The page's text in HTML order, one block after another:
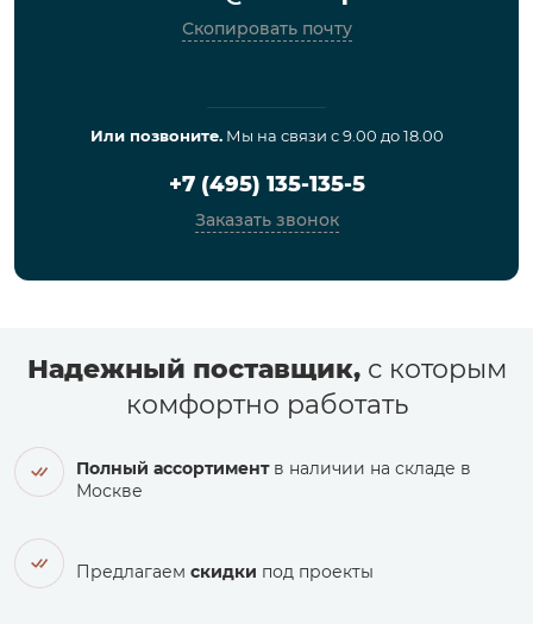
Скопировать почту
Или позвоните.Мы на связи с 9.00 до 18.00
+7 (495) 135-135-5
Заказать звонок
Надежный поставщик,с которым
комфортно работать
Полный ассортиментв наличии на складе в
Москве
Предлагаем скидки под проекты